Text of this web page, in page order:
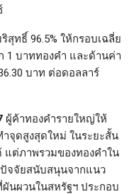
สุทธิ์ 96.5% ให้กรอบเฉลี่ย
1 บาททองคำ และด้านค่า
บาท ต่อดอลลาร์
ผู้ค้าทองคำรายใหญ่ให้
จุดสูงสุดใหม่ ในระยะสั้น
แต่ภาพรวมของทองคำใน
ปัจจัยสนับสนุนจากแนว
นผวนในสหรัฐฯ ประกอบ